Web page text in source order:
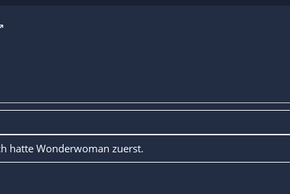
hatte Wonderwoman zuerst.